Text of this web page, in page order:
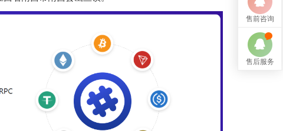
售前咨询
售后服务